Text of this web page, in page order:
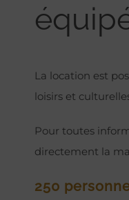
La location est
loisirs et
Pour toutes
directement la
250